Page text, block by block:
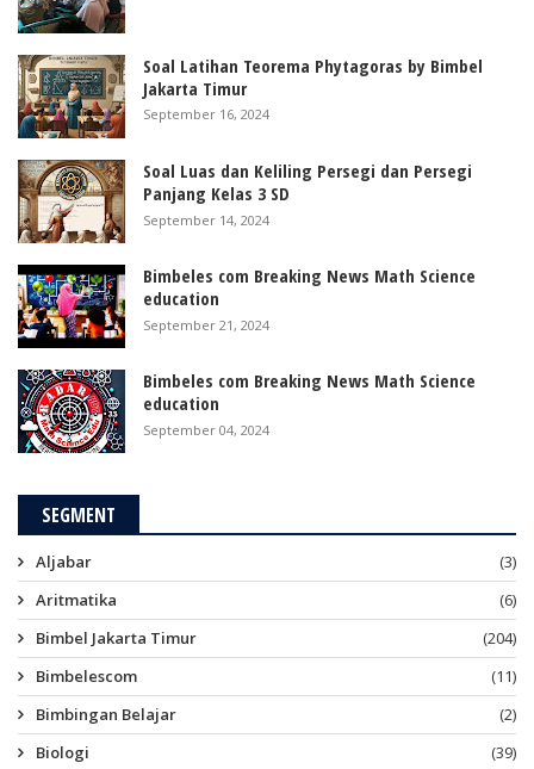
Soal Latihan Teorema Phytagoras by Bimbel
Jakarta Timur
September 16, 2024
Soal Luas dan Keliling Persegi dan Persegi
Panjang Kelas 3 SD
September 14, 2024
Bimbeles com Breaking News Math Science
education
September 21, 2024
Bimbeles com Breaking News Math Science
education
September 04, 2024
SEGMENT
Aljabar
(3)
Aritmatika
(6)
Bimbel Jakarta Timur
(204)
Bimbelescom
(11)
Bimbingan Belajar
(2)
Biologi
(39)